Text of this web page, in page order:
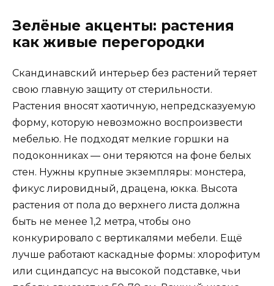
Зелёные акценты: растения
как живые перегородки
Скандинавский интерьер без растений теряет
свою главную защиту от стерильности.
Растения вносят хаотичную, непредсказуемую
форму, которую невозможно воспроизвести
мебелью. Не подходят мелкие горшки на
подоконниках — они теряются на фоне белых
стен. Нужны крупные экземпляры: монстера,
фикус лировидный, драцена, юкка. Высота
растения от пола до верхнего листа должна
быть не менее 1,2 метра, чтобы оно
конкурировало с вертикалями мебели. Ещё
лучше работают каскадные формы: хлорофитум
или сциндапсус на высокой подставке, чьи